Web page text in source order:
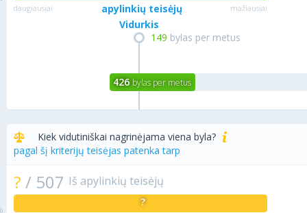
daugiausiai apylinkių teisėjų mažiausiai
149 bylas per metus
Vidurkis
426bylas per metus
Kiek vidutiniškai nagrinėjama viena byla?
pagal šį kriterijų teisėjas patenka tarp
? / 507 Iš apylinkių teisėjų
?